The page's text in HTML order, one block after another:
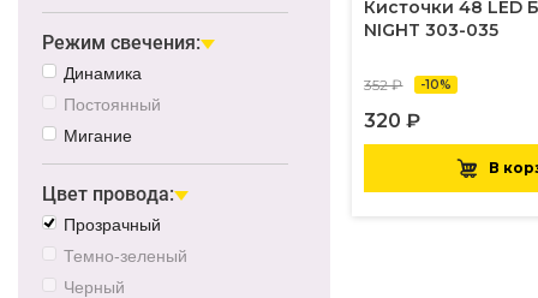
Режим свечения:
Динамика
Постоянный
Мигание
Цвет провода:
Прозрачный
Темно-зеленый
Черный
Кисточки 48 LED
NIGHT 303-035
352 ₽ -10%
320 ₽
В